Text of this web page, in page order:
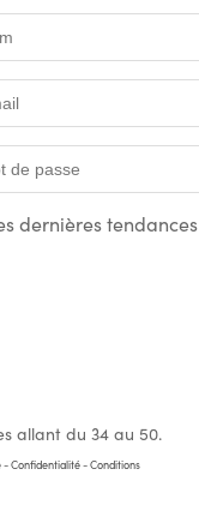
dernières
allant du 34 au 50.
-Confidentialité-Conditions